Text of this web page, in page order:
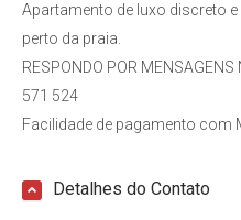
Apartamento de luxo discreto
perto da praia.
RESPONDO POR
571 524
Facilidade de pagamento com
Detalhes do Contato